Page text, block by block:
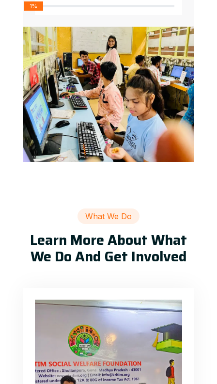
1%
What We Do
Learn More About What
We Do And Get Involved